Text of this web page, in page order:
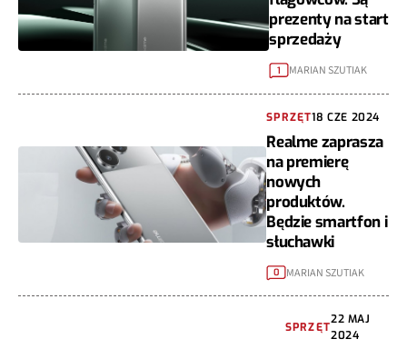
prezenty na start
sprzedaży
1 MARIAN SZUTIAK
SPRZĘT18 CZE 2024
Realme zaprasza
na premierę
nowych
produktów.
Będzie smartfon i
słuchawki
0 MARIAN SZUTIAK
SPRZĘT
22 MAJ
2024